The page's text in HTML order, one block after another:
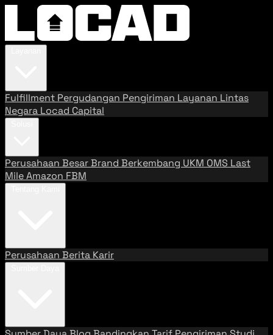
Fulfillment Pergudangan Pengiriman Layanan Lintas
Negara Locad Capital
Perusahaan BesarBrand Berkembang UKM OMS Last
MileAmazon FBM
Perusahaan Berita Karir